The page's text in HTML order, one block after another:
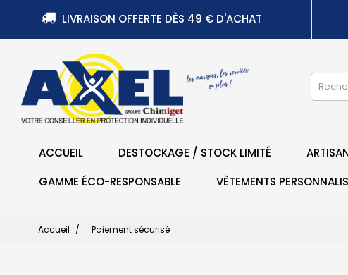
LIVRAISON OFFERTE DÈS 49 € D'ACHAT
ACCUEIL DESTOCKAGE / STOCK LIMITÉ
GAMME ÉCO-RESPONSABLE
VÊTEMENTS
Accueil Paiement sécurisé